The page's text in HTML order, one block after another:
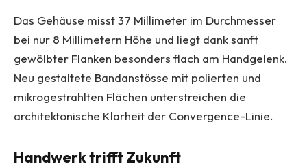
Das Gehäuse misst 37 Millimeter im Durchmesser
bei nur 8 Millimetern Höhe und liegt dank sanft
gewölbter Flanken besonders flach am Handgelenk.
Neu gestaltete Bandanstösse mit polierten und
mikrogestrahlten Flächen unterstreichen die
architektonische Klarheit der Convergence-Linie.
Handwerk trifft Zukunft